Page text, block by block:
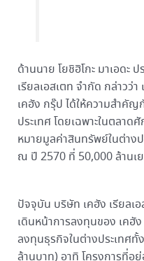
ด้านนาย โยชิฮิโกะ มาเอดะ
เรียลเอสเตท จำกัด กล่าวว่
เคฮัง กรุ๊ป ได้ให้ความสำคั
ประเทศ โดยเฉพาะในตลาด
หมายมูลค่าสินทรัพย์ในต่าง
ณ ปี 2570 ที่ 50,000 ล้านเ
ปัจจุบัน บริษัท เคฮัง เรียลเ
เดินหน้าการลงทุนของ เคฮั
ลงทุนธุรกิจในต่างประเทศทั้
ล้านบาท) อาทิ โครงการที่อ